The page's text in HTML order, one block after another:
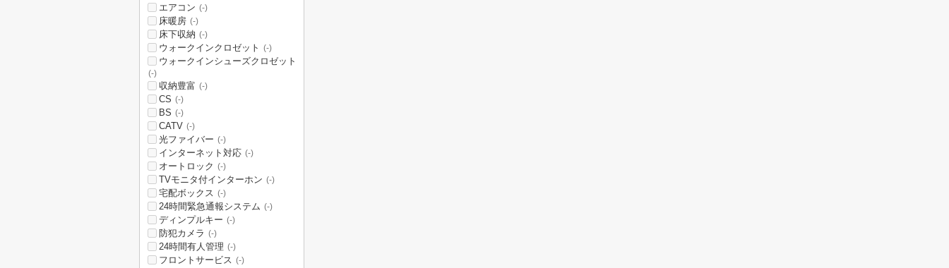
エアコン (-)
床暖房 (-)
床下収納 (-)
ウォークインクロゼット (-)
ウォークインシューズクロゼット
(-)
収納豊富 (-)
CS (-)
BS (-)
CATV (-)
光ファイバー (-)
インターネット対応 (-)
オートロック (-)
TVモニタ付インターホン (-)
宅配ボックス (-)
24時間緊急通報システム (-)
ディンプルキー (-)
防犯カメラ (-)
24時間有人管理 (-)
フロントサービス (-)